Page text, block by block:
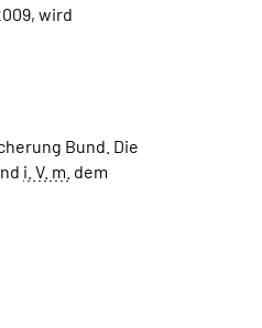
wird
Bund. Die
i. V. m. dem